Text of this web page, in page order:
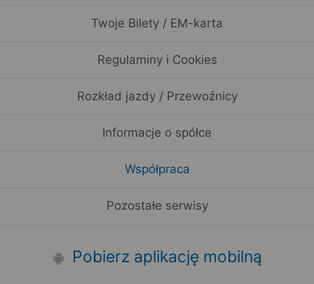
Twoje Bilety / EM-karta
Regulaminy i Cookies
Rozkład jazdy / Przewoźnicy
Informacje o spółce
Współpraca
Pozostałe serwisy
Pobierz aplikację mobilną